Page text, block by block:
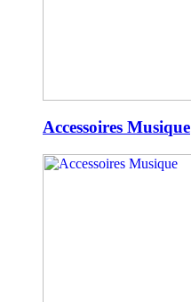
Accessoires Musique